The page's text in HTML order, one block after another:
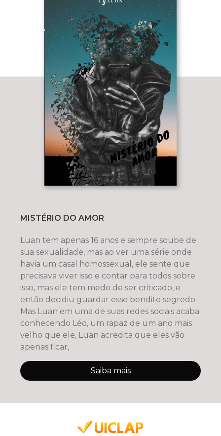
MISTÉRIO DO AMOR
Luan tem apenas 16 anos e sempre soube de
sua sexualidade, mas ao ver uma série onde
havia um casal homossexual, ele sente que
precisava viver isso e contar para todos sobre
isso, mas ele tem medo de ser criticado, e
então decidiu guardar esse bendito segredo.
Mas Luan em uma de suas redes sociais acaba
conhecendo Léo, um rapaz de um ano mais
velho que ele, Luan acredita que eles vão
apenas ficar,
Saiba mais